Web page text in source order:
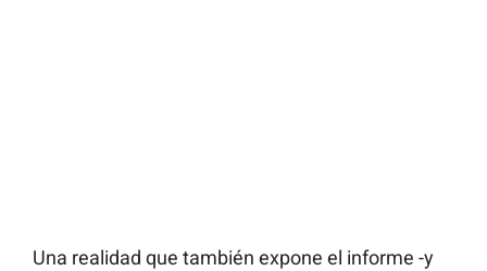
Una realidad que también expone el informe -y